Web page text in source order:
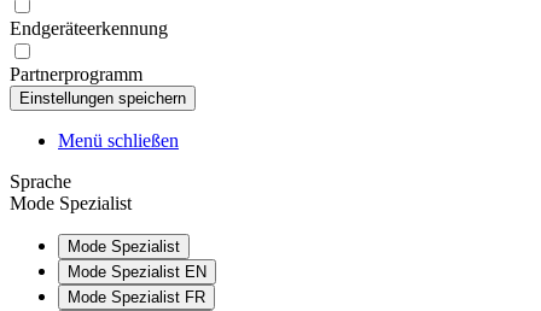
Endgeräteerkennung
Partnerprogramm
Menü schließen
Sprache
Mode Spezialist
Mode Spezialist
Mode Spezialist EN
Mode Spezialist FR